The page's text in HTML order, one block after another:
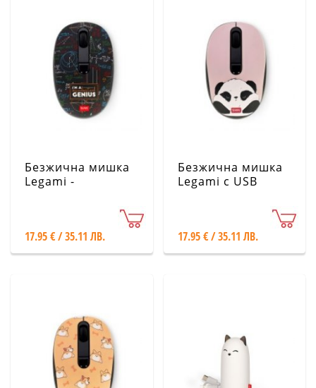
Безжична мишка
Legami -
17.95 € / 35.11 ЛВ.
Безжична мишка
Legami с USB
17.95 € / 35.11 ЛВ.